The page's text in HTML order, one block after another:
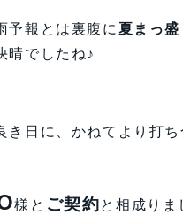
予報とは裏腹に 夏まっ盛
晴でしたね♪
き日に、かねてより打ち
様と ご契約と相成りま